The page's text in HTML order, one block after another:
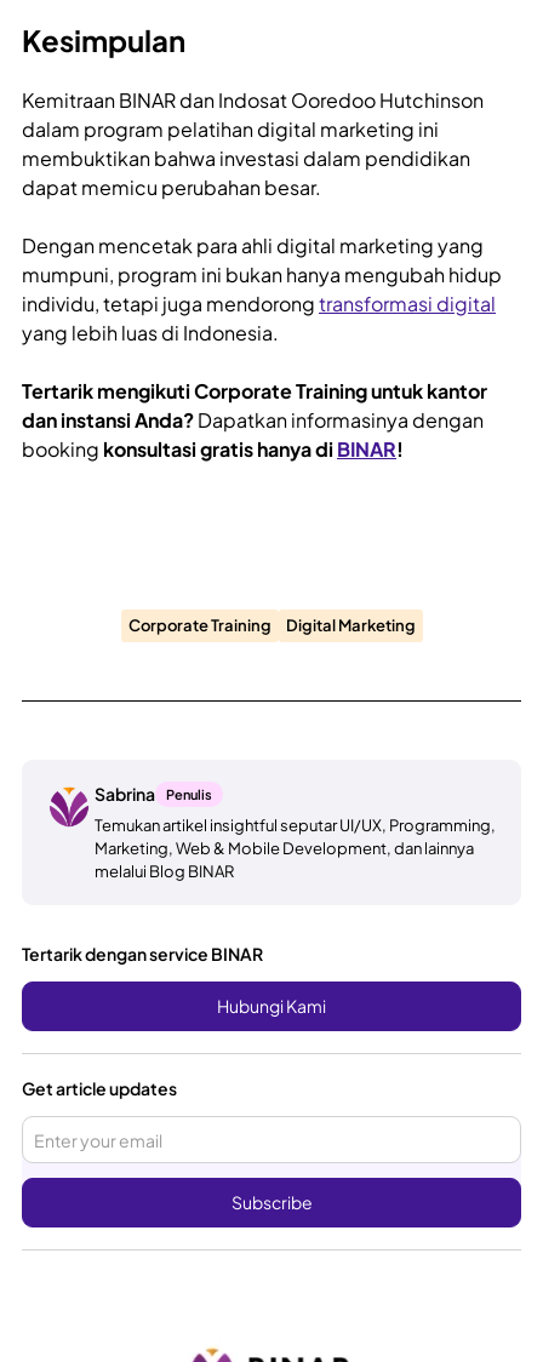
Kesimpulan
Kemitraan BINAR dan Indosat Ooredoo Hutchinson
dalam program pelatihan digital marketing ini
membuktikan bahwa investasi dalam pendidikan
dapat memicu perubahan besar.
Dengan mencetak para ahli digital marketing yang
mumpuni, program ini bukan hanya mengubah hidup
individu, tetapi juga mendorongtransformasi digital
yang lebih luas di Indonesia.
Tertarik mengikuti Corporate Training untuk kantor
dan instansi Anda?Dapatkan informasinya dengan
booking konsultasi gratis hanya di BINAR!
Corporate Training Digital Marketing
Sabrina Penulis
Temukan artikel insightful seputar UI/UX, Programming,
Marketing, Web & Mobile Development, dan lainnya
melalui Blog BINAR
Tertarik dengan service BINAR
Hubungi Kami
Get article updates